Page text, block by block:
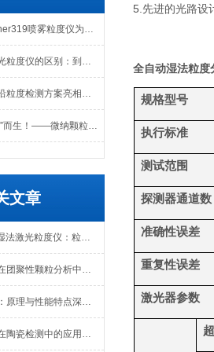
微纳粒度仪 Winner319喷雾粒度仪为天津大学热力燃烧前沿研究筑牢数据根基
图像粒度仪与激光粒度仪的区别：到底该选哪一种？
微纳粒度仪携前沿粒度检测方案亮相珠海，共探粉体产业精密化发展新路径
共绘蓝图，向“新”而生！——微纳颗粒共庆第十五届全国颗粒测试学术会议暨2025全国粉体测试技术应用研讨会
文章
Winner2000ZD湿法激光粒度仪：粒度测试领域的实力产品
湿法激光粒度仪在团聚性颗粒分析中的核心优势解析
湿法激光粒度仪：原理与性能特点深度解析
湿法激光粒度仪在陶瓷检测中的应用与优势
5.先进的光路设
全自动湿法粒度
规格型号
执行标准
测试范围
探测器通道数
准确性误差
重复性误差
激光器参数